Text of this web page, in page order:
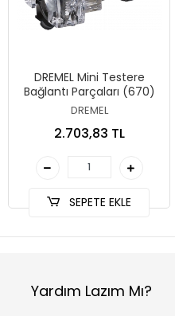
DREMEL Mini Testere
Bağlantı Parçaları (670)
DREMEL
2.703,83 TL
SEPETE EKLE
Yardım Lazım Mı?